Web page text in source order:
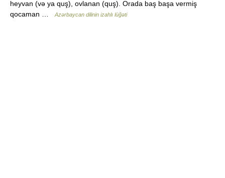
heyvan (və ya quş), ovlanan (quş). Orada baş başa vermiş
qocaman …
Azərbaycan dilinin izahlı lüğəti